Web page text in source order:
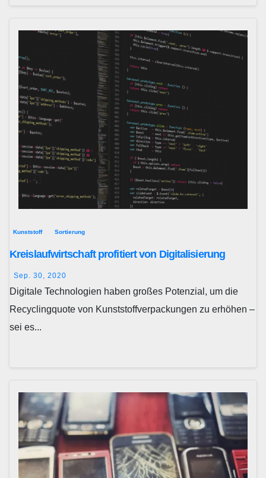
Kunststoff Sortierung
Kreislaufwirtschaft profitiert von Digitalisierung
Sep. 30, 2020
Digitale Technologien haben großes Potenzial, um die
Recyclingquote von Kunststoffverpackungen zu erhöhen –
sei es...